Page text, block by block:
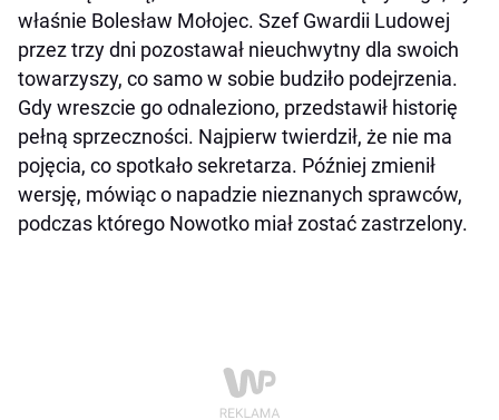
właśnie Bolesław Mołojec. Szef Gwardii Ludowej
przez trzy dni pozostawał nieuchwytny dla swoich
towarzyszy, co samo w sobie budziło podejrzenia.
Gdy wreszcie go odnaleziono, przedstawił historię
pełną sprzeczności. Najpierw twierdził, że nie ma
pojęcia, co spotkało sekretarza. Później zmienił
wersję, mówiąc o napadzie nieznanych sprawców,
podczas którego Nowotko miał zostać zastrzelony.